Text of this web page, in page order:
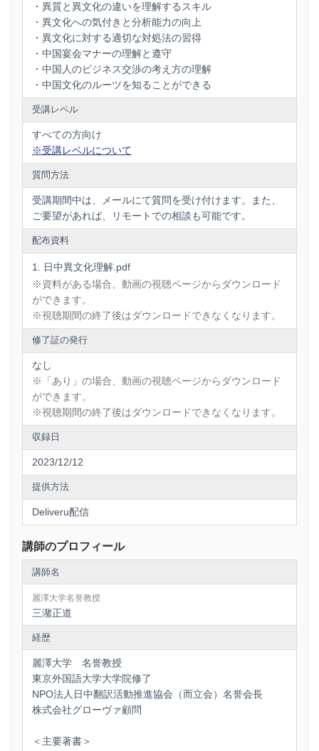
・異質と異文化の違いを理解するスキル
・異文化への気付きと分析能力の向上
・異文化に対する適切な対処法の習得
・中国宴会マナーの理解と遵守
・中国人のビジネス交渉の考え方の理解
・中国文化のルーツを知ることができる
受講レベル
すべての方向け
※受講レベルについて
質問方法
受講期間中は、メールにて質問を受け付けます。また、
ご要望があれば、リモートでの相談も可能です。
配布資料
日中異文化理解.pdf
※資料がある場合、動画の視聴ページからダウンロード
ができます。
※視聴期間の終了後はダウンロードできなくなります。
修了証の発行
なし
※「あり」の場合、動画の視聴ページからダウンロード
ができます。
※視聴期間の終了後はダウンロードできなくなります。
収録日
2023/12/12
提供方法
Deliveru配信
講師のプロフィール
講師名
麗澤大学名誉教授
三潴正道
経歴
麗澤大学 名誉教授
東京外国語大学大学院修了
NPO法人日中翻訳活動推進協会（而立会）名誉会長
株式会社グローヴァ顧問
＜主要著書＞